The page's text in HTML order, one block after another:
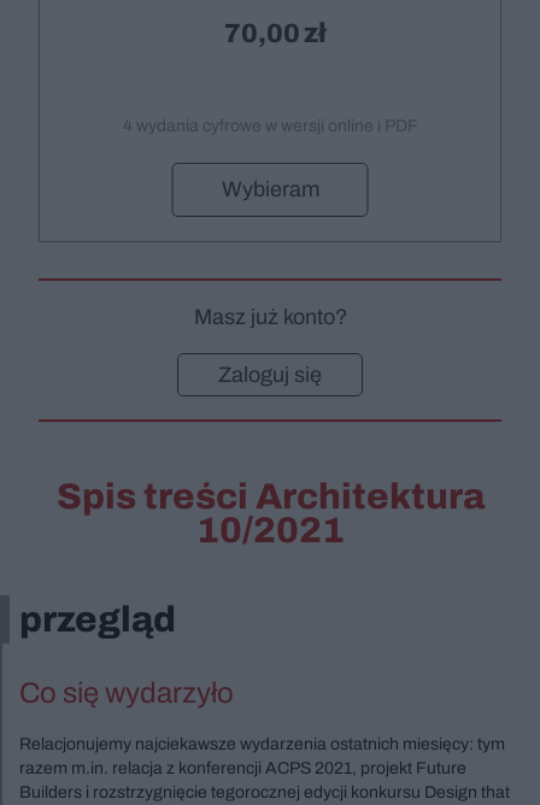
70,00
4 wydania cyfrowe w wersji online i PDF
Wybieram
Masz już konto?
Zaloguj się
Spis treści Architektura
10/2021
przegląd
Co się wydarzyło
Relacjonujemy najciekawsze wydarzenia ostatnich miesięcy: tym
razem m.in. relacja z konferencji ACPS 2021, projekt Future
Builders i rozstrzygnięcie tegorocznej edycji konkursu Design that